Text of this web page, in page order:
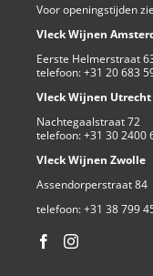
Voor openingstijden
Vleck Wijnen
Eerste Helmerstraat
telefoon:+31 20 683
Vleck Wijnen Utrecht
Nachtegaalstraat 72
telefoon:+31 30 2400
Vleck Wijnen Zwolle
Assendorperstraat 84
telefoon:+31 38 799